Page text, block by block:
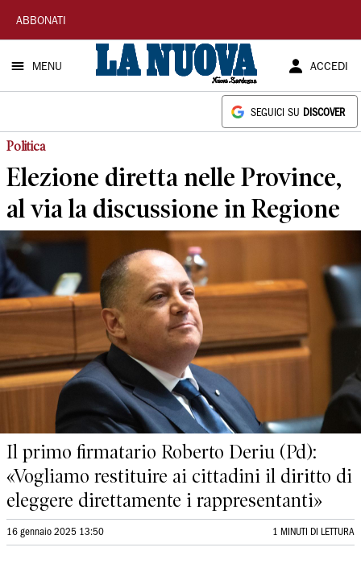
La
Nuova
Sardegna
ABBONATI
MENU ACCEDI
SEGUICI SU DISCOVER
Politica
Elezione diretta nelle Province,
al via la discussione in Regione
Il primo firmatario Roberto Deriu (Pd):
«Vogliamo restituire ai cittadini il diritto di
eleggere direttamente i rappresentanti»
16 gennaio 2025 13:50 1 MINUTI DI LETTURA